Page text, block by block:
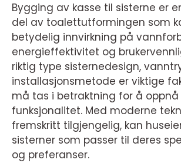
Bygging av kasse til sisterne er
del av toalettutformingen som
betydelig innvirkning på
energieffektivitet og
riktig type sisternedesign,
installasjonsmetode er viktige
må tas i betraktning for å
funksjonalitet. Med moderne
fremskritt tilgjengelig, kan
sisterner som passer til deres
og preferanser.